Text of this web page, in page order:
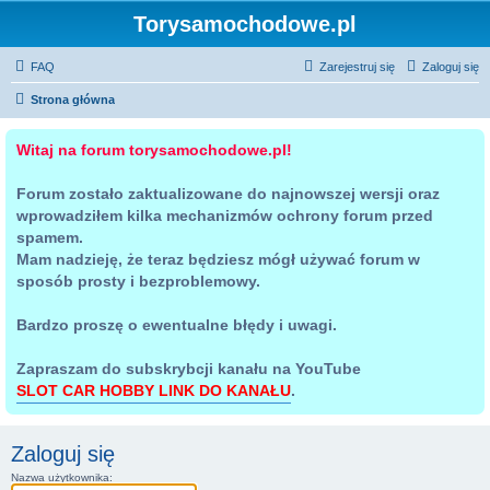
Torysamochodowe.pl
FAQ Zaloguj się
Zarejestruj się
Strona główna
Witaj na forum torysamochodowe.pl!
Forum zostało zaktualizowane do najnowszej wersji oraz
wprowadziłem kilka mechanizmów ochrony forum przed
spamem.
Mam nadzieję, że teraz będziesz mógł używać forum w
sposób prosty i bezproblemowy.
Bardzo proszę o ewentualne błędy i uwagi.
Zapraszam do subskrybcji kanału na YouTube
SLOT CAR HOBBY LINK DO KANAŁU.
Zaloguj się
Nazwa użytkownika: